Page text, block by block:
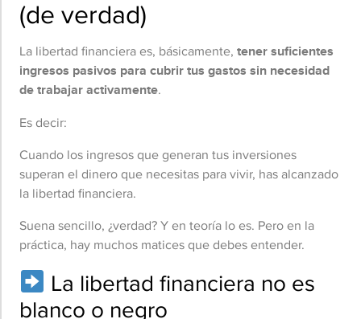
(de verdad)
La libertad financiera es, básicamente, tener suficientes
ingresos pasivos para cubrir tus gastos sin necesidad
de trabajar activamente.
Es decir:
Cuando los ingresos que generan tus inversiones
superan el dinero que necesitas para vivir, has alcanzado
la libertad financiera.
Suena sencillo, ¿verdad? Y en teoría lo es. Pero en la
práctica, hay muchos matices que debes entender.
La libertad financiera no es
blanco o negro